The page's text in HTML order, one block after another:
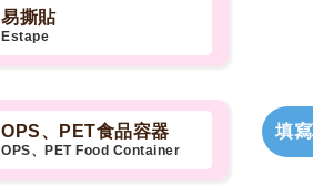
易撕貼
Estape
OPS、PET食品容器
OPS、PET Food Container
填